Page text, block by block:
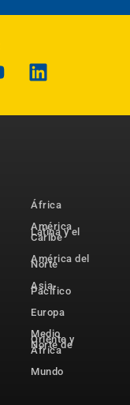
África
América
Latina y el
Caribe
América del
Norte
Asia-
Pacífico
Europa
Medio
Oriente y
Norte de
África
Mundo